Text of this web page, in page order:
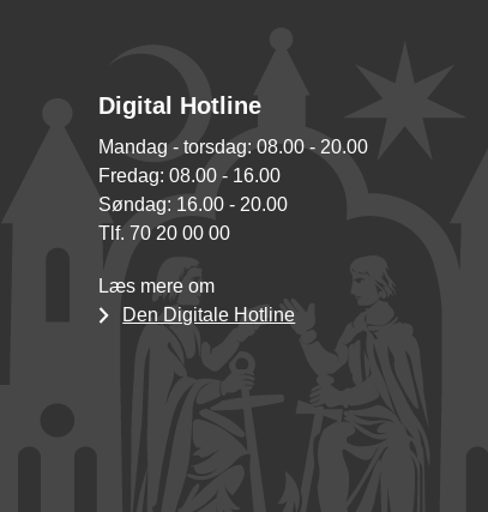
Digital Hotline
Mandag - torsdag: 08.00 - 20.00
Fredag: 08.00 - 16.00
Søndag: 16.00 - 20.00
Tlf. 70 20 00 00
Læs mere om
Den Digitale Hotline